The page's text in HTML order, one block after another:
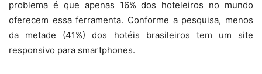
problema é que apenas 16% dos hoteleiros no mundo
oferecem essa ferramenta. Conforme a pesquisa, menos
da metade (41%) dos hotéis brasileiros tem um site
responsivo para smartphones.